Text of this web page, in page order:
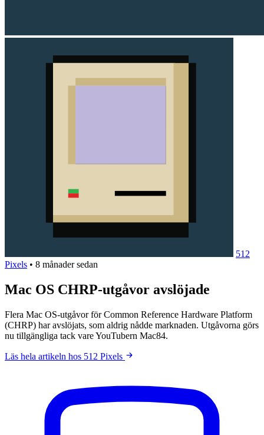
512
Pixels • 8 månader sedan
Mac OS CHRP-utgåvor avslöjade
Flera Mac OS-utgåvor för Common Reference Hardware Platform
(CHRP) har avslöjats, som aldrig nådde marknaden. Utgåvorna görs
nu tillgängliga tack vare YouTubern Mac84.
Läs hela artikeln hos 512 Pixels